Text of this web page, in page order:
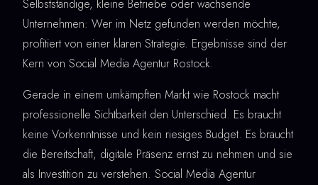
Selbstständige, kleine Betriebe oder wachsende
Unternehmen: Wer im Netz gefunden werden möchte,
profitiert von einer klaren Strategie. Ergebnisse sind der
Kern von Social Media Agentur Rostock.
Gerade in einem umkämpften Markt wie Rostock macht
professionelle Sichtbarkeit den Unterschied. Es braucht
keine Vorkenntnisse und kein riesiges Budget. Es braucht
die Bereitschaft, digitale Präsenz ernst zu nehmen und sie
als Investition zu verstehen. Social Media Agentur